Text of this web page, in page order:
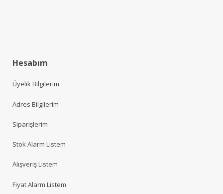
Hesabım
Üyelik Bilgilerim
Adres Bilgilerim
Siparişlerim
Stok Alarm Listem
Alışveriş Listem
Fiyat Alarm Listem